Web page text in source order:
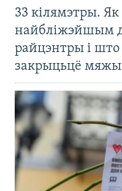
33 кілямэтры.
найбліжэйшым
райцэнтры і
закрыцьцё мяжы